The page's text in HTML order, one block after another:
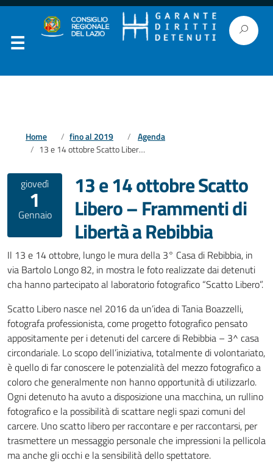
Home fino al 2019
Agenda
13 e 14 ottobre Scatto Libero – Frammenti di Libertà a Rebibbia
giovedì
1
Gennaio
13 e 14 ottobre Scatto
Libero – Frammenti di
Libertà a Rebibbia
Il 13 e 14 ottobre, lungo le mura della 3° Casa di Rebibbia, in
via Bartolo Longo 82, in mostra le foto realizzate dai detenuti
cha hanno partecipato al laboratorio fotografico “Scatto Libero”.
Scatto Libero nasce nel 2016 da un’idea di Tania Boazzelli,
fotografa professionista, come progetto fotografico pensato
appositamente per i detenuti del carcere di Rebibbia – 3^ casa
circondariale. Lo scopo dell’iniziativa, totalmente di volontariato,
è quello di far conoscere le potenzialità del mezzo fotografico a
coloro che generalmente non hanno opportunità di utilizzarlo.
Ogni detenuto ha avuto a disposizione una macchina, un rullino
fotografico e la possibilità di scattare negli spazi comuni del
carcere. Uno scatto libero per raccontare e per raccontarsi, per
trasmettere un messaggio personale che impressioni la pellicola
ma anche gli occhi e la sensibilità dello spettatore.